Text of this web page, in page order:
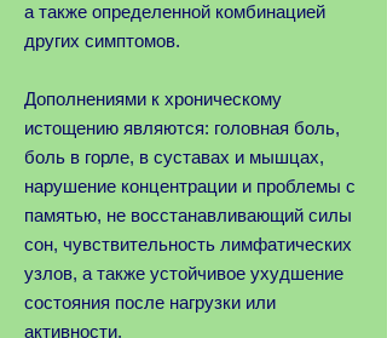
а также определенной комбинацией
других симптомов.
Дополнениями к хроническому
истощению являются: головная боль,
боль в горле, в суставах и мышцах,
нарушение концентрации и проблемы с
памятью, не восстанавливающий силы
сон, чувствительность лимфатических
узлов, а также устойчивое ухудшение
состояния после нагрузки или
активности.